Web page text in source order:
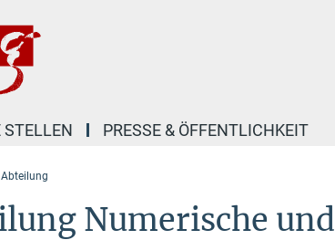
STELLEN PRESSE & ÖFFENTLICHKEIT
Numerische und